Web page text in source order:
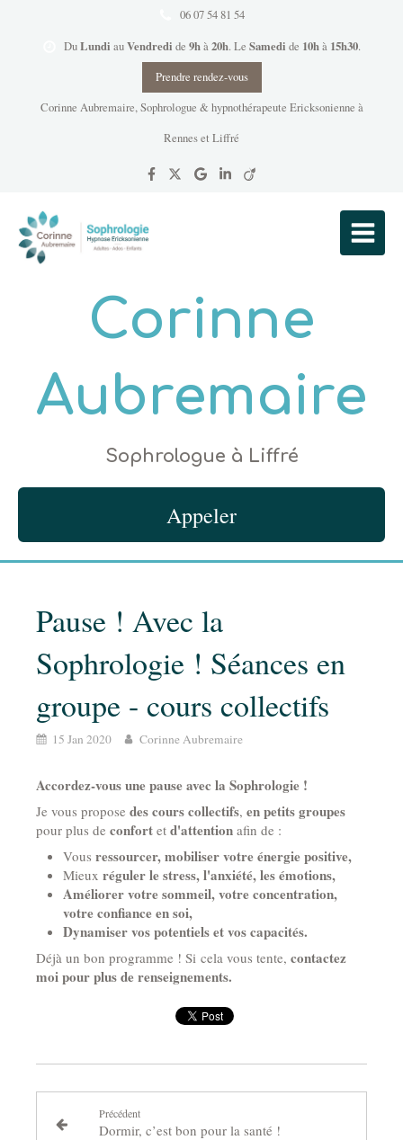
06 07 54 81 54
DuLundi auVendredi de 9hà20h. Le Samedi de 10hà 15h30.
Prendre rendez-vous
Corinne Aubremaire, Sophrologue & hypnothérapeute Ericksonienne à
Rennes et Liffré
Corinne
Aubremaire
Sophrologue à Liffré
Appeler
Pause ! Avec la
Sophrologie ! Séances en
groupe - cours collectifs
15 Jan 2020 Corinne Aubremaire
Accordez-vous une pause avec la Sophrologie !
Je vous propose des cours collectifs, en petits groupes
pour plus de confort et d'attention afin de :
Vous ressourcer, mobiliser votre énergie positive,
Mieux réguler le stress, l'anxiété, les émotions,
Améliorer votre sommeil, votre concentration,
votre confiance en soi,
Dynamiser vos potentiels et vos capacités.
Déjà un bon programme ! Si cela vous tente, contactez
moi pour plus de renseignements.
Précédent
Dormir, c’est bon pour la santé !